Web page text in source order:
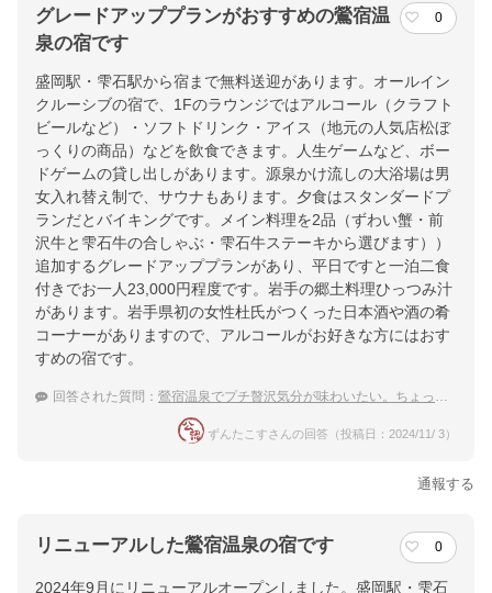
グレードアッププランがおすすめの鶯宿温
泉の宿です
0
盛岡駅・雫石駅から宿まで無料送迎があります。オールイン
クルーシブの宿で、1Fのラウンジではアルコール（クラフト
ビールなど）・ソフトドリンク・アイス（地元の人気店松ぼ
っくりの商品）などを飲食できます。人生ゲームなど、ボー
ドゲームの貸し出しがあります。源泉かけ流しの大浴場は男
女入れ替え制で、サウナもあります。夕食はスタンダードプ
ランだとバイキングです。メイン料理を2品（ずわい蟹・前
沢牛と雫石牛の合しゃぶ・雫石牛ステーキから選びます））
追加するグレードアッププランがあり、平日ですと一泊二食
付きでお一人23,000円程度です。岩手の郷土料理ひっつみ汁
があります。岩手県初の女性杜氏がつくった日本酒や酒の肴
コーナーがありますので、アルコールがお好きな方にはおす
すめの宿です。
回答された質問： 鶯宿温泉でプチ贅沢気分が味わいたい。ちょっと高級な温泉宿は？
ずんたこすさんの回答（投稿日：2024/11/ 3）
通報する
リニューアルした鶯宿温泉の宿です 0
2024年9月にリニューアルオープンしました。盛岡駅・雫石